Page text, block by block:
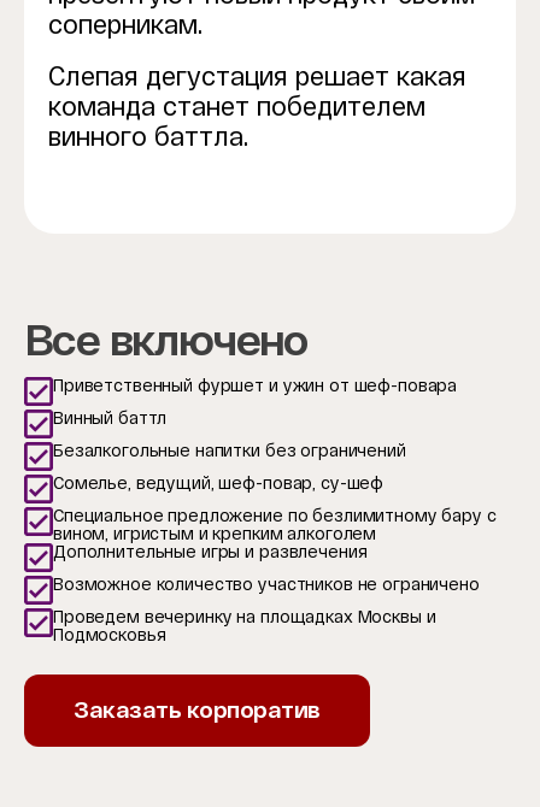
соперникам.
Слепая дегустация решает какая
команда станет победителем
винного баттла.
Все включено
Приветственный фуршет и ужин от шеф-повара
Винный баттл
Безалкогольные напитки без ограничений
Сомелье, ведущий, шеф-повар, су-шеф
Специальное предложение по безлимитному бару с
вином, игристым и крепким алкоголем
Дополнительные игры и развлечения
Возможное количество участников не ограничено
Проведем вечеринку на площадках Москвы и
Подмосковья
Заказать корпоратив